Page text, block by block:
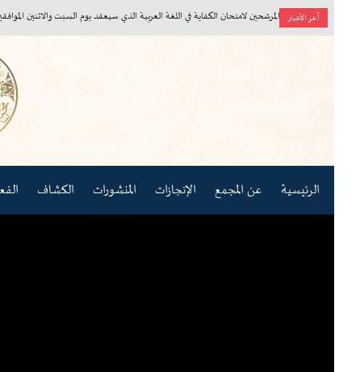
آخر الأخبارأسماء المرشحين لامتحان الكفاية في اللغة العربية الذي سيعقد يوم السبت والاثنين الموافقين ٨، ١٠/ ٨/ ٢٠٢٦م
الرئيسية عن المجمع الإنجازات المنشورات الكشاف الفعاليات